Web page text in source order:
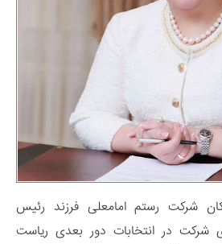
شرکت رستم امامعلی فرزند رئیس
شرکت در انتخابات دور بعدی ریاست